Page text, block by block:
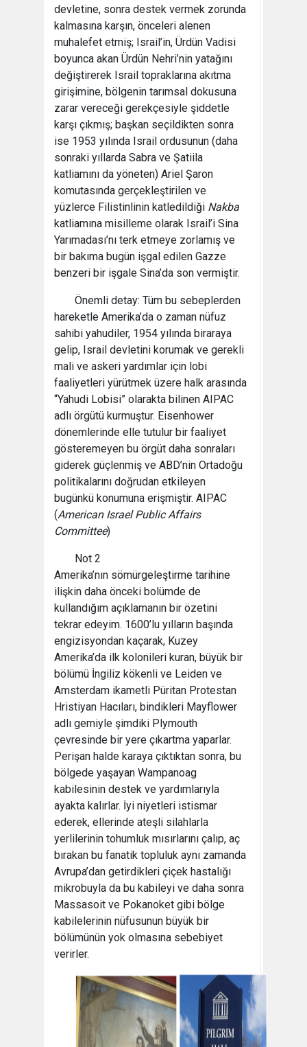
devletine, sonra destek vermek zorunda
kalmasına karşın, önceleri alenen
muhalefet etmiş; Israil’in, Ürdün Vadisi
boyunca akan Ürdün Nehri’nin yatağını
değiştirerek Israil topraklarına akıtma
girişimine, bölgenin tarımsal dokusuna
zarar vereceği gerekçesiyle şiddetle
karşı çıkmış; başkan seçildikten sonra
ise 1953 yılında Israil ordusunun (daha
sonraki yıllarda Sabra ve Şatiila
katliamını da yöneten) Ariel Şaron
komutasında gerçekleştirilen ve
yüzlerce Filistinlinin katledildiği Nakba
katliamına misilleme olarak Israil’i Sina
Yarımadası’nı terk etmeye zorlamış ve
bir bakıma bugün işgal edilen Gazze
benzeri bir işgale Sina’da son vermiştir.
Önemli detay: Tüm bu sebeplerden
hareketle Amerika’da o zaman nüfuz
sahibi yahudiler, 1954 yılında biraraya
gelip, Israil devletini korumak ve gerekli
mali ve askeri yardımlar için lobi
faaliyetleri yürütmek üzere halk arasında
“Yahudi Lobisi” olarakta bilinen AIPAC
adlı örgütü kurmuştur. Eisenhower
dönemlerinde elle tutulur bir faaliyet
gösteremeyen bu örgüt daha sonraları
giderek güçlenmiş ve ABD’nin Ortadoğu
politikalarını doğrudan etkileyen
bugünkü konumuna erişmiştir. AIPAC
(American Israel Public Affairs
Committee)
Not 2
Amerika’nın sömürgeleştirme tarihine
ilişkin daha önceki bolümde de
kullandığım açıklamanın bir özetini
tekrar edeyim. 1600’lu yılların başında
engizisyondan kaçarak, Kuzey
Amerika’da ilk kolonileri kuran, büyük bir
bölümü İngiliz kökenli ve Leiden ve
Amsterdam ikametli Püritan Protestan
Hristiyan Hacıları, bindikleri Mayflower
adlı gemiyle şimdiki Plymouth
çevresinde bir yere çıkartma yaparlar.
Perişan halde karaya çıktıktan sonra, bu
bölgede yaşayan Wampanoag
kabilesinin destek ve yardımlarıyla
ayakta kalırlar. İyi niyetleri istismar
ederek, ellerinde ateşli silahlarla
yerlilerinin tohumluk mısırlarını çalıp, aç
bırakan bu fanatik topluluk aynı zamanda
Avrupa’dan getirdikleri çiçek hastalığı
mikrobuyla da bu kabileyi ve daha sonra
Massasoit ve Pokanoket gibi bölge
kabilelerinin nüfusunun büyük bir
bölümünün yok olmasına sebebiyet
verirler.